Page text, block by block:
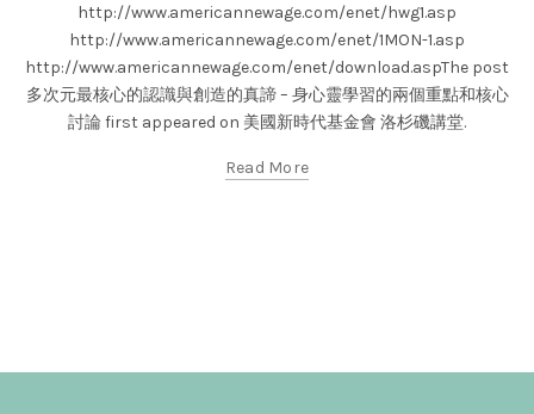
http://www.americannewage.com/enet/hwg1.asp
http://www.americannewage.com/enet/1MON-1.asp
http://www.americannewage.com/enet/download.aspThe post
多次元最核心的認識與創造的真諦 – 身心靈學習的兩個重點和核心
討論 first appeared on 美國新時代基金會 洛杉磯講堂.
Read More